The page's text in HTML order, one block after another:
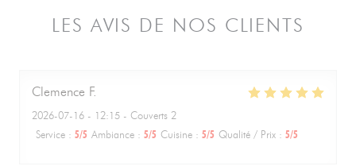
LES AVIS DE NOS CLIENTS
Clemence F
2026-07-16 - 12:15 - Couverts 2
Service : 5/5 Ambiance : 5/5 Cuisine : 5/5 Qualité / Prix : 5/5